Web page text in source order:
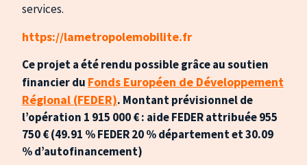
services.
https://lametropolemobilite.fr
Ce projet a été rendu possible grâce au soutien
financier du Fonds Européen de Développement
Régional (FEDER). Montant prévisionnel de
l’opération 1 915 000 € : aide FEDER attribuée 955
750 € (49.91 % FEDER 20 % département et 30.09
% d’autofinancement)